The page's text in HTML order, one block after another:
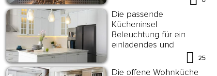
Die passende
Kücheninsel
Beleuchtung für ein
einladendes und
funktionales Ambiente
25
Die offene Wohnküche